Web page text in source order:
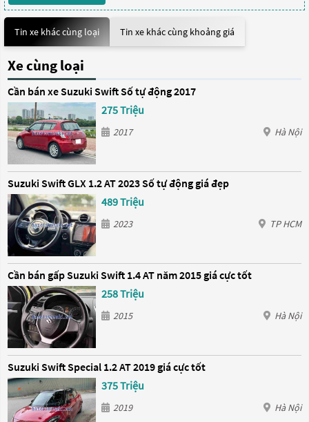
Tin xe khác cùng loại Tin xe khác cùng khoảng giá
Xe cùng loại
Cần bán xe Suzuki Swift Số tự động 2017
275 Triệu
2017 Hà Nội
Suzuki Swift GLX 1.2 AT 2023 Số tự động giá đẹp
489 Triệu
2023 TP HCM
Cần bán gấp Suzuki Swift 1.4 AT năm 2015 giá cực tốt
258 Triệu
2015 Hà Nội
Suzuki Swift Special 1.2 AT 2019 giá cực tốt
375 Triệu
2019 Hà Nội